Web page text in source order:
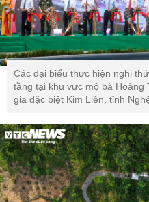
Các đại biểu thực hiện nghi
tầng tại khu vực mộ bà Hoàng
gia đặc biệt Kim Liên, tỉnh